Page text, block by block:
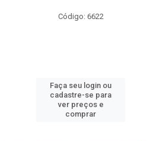
Código: 6622
Faça seu login ou
cadastre-se para
ver preços e
comprar